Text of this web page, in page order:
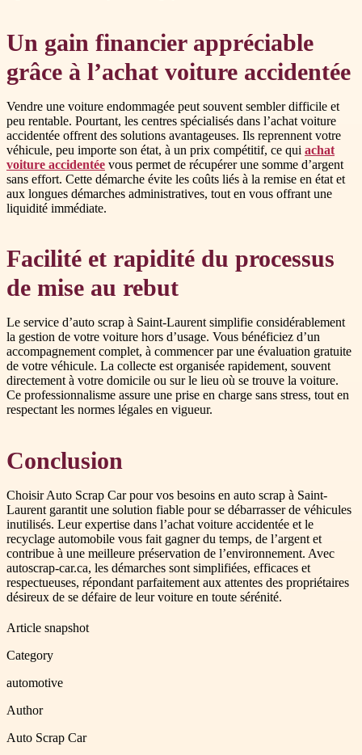
Un gain financier appréciable
grâce à l’achat voiture accidentée
Vendre une voiture endommagée peut souvent sembler difficile et
peu rentable. Pourtant, les centres spécialisés dans l’achat voiture
accidentée offrent des solutions avantageuses. Ils reprennent votre
véhicule, peu importe son état, à un prix compétitif, ce qui achat
voiture accidentée vous permet de récupérer une somme d’argent
sans effort. Cette démarche évite les coûts liés à la remise en état et
aux longues démarches administratives, tout en vous offrant une
liquidité immédiate.
Facilité et rapidité du processus
de mise au rebut
Le service d’auto scrap à Saint-Laurent simplifie considérablement
la gestion de votre voiture hors d’usage. Vous bénéficiez d’un
accompagnement complet, à commencer par une évaluation gratuite
de votre véhicule. La collecte est organisée rapidement, souvent
directement à votre domicile ou sur le lieu où se trouve la voiture.
Ce professionnalisme assure une prise en charge sans stress, tout en
respectant les normes légales en vigueur.
Conclusion
Choisir Auto Scrap Car pour vos besoins en auto scrap à Saint-
Laurent garantit une solution fiable pour se débarrasser de véhicules
inutilisés. Leur expertise dans l’achat voiture accidentée et le
recyclage automobile vous fait gagner du temps, de l’argent et
contribue à une meilleure préservation de l’environnement. Avec
autoscrap-car.ca, les démarches sont simplifiées, efficaces et
respectueuses, répondant parfaitement aux attentes des propriétaires
désireux de se défaire de leur voiture en toute sérénité.
Article snapshot
Category
automotive
Author
Auto Scrap Car